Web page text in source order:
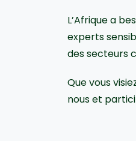
L’Afrique a
experts
des secteurs
Que vous
nous et